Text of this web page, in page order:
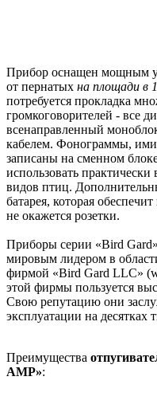
Прибор оснащен мощным
от пернатых на площади в
потребуется прокладка
громкоговорителей - все
всенаправленный
кабелем. Фонограммы,
записаны на сменном
использовать
видов птиц.
батарея, которая
не окажется розетки.
Приборы серии «Bird
мировым лидером в
фирмой «Bird Gard LLC»
этой фирмы пользуется
Свою репутацию они
эксплуатации на десятках
Преимущества
AMP»: